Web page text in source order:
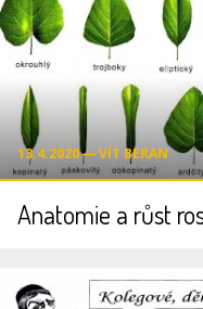
13.4.2020 ― VÍT BERAN